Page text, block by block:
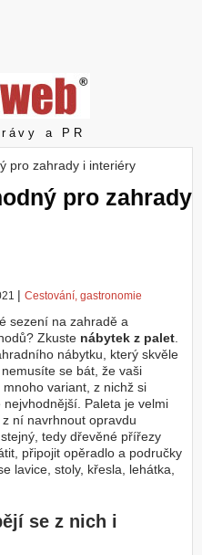
a PR
pro zahrady i interiéry
pro zahrady
| Cestování, gastronomie
sezení na zahradě a
Zkuste nábytek z palet
nábytku, který skvěle
se bát, že vaši
variant, z nichž si
Paleta je velmi
ní navrhnout opravdu
tedy dřevěné přířezy
připojit opěradlo a područky
lavice, stoly, křesla, lehátka,
se z nich i